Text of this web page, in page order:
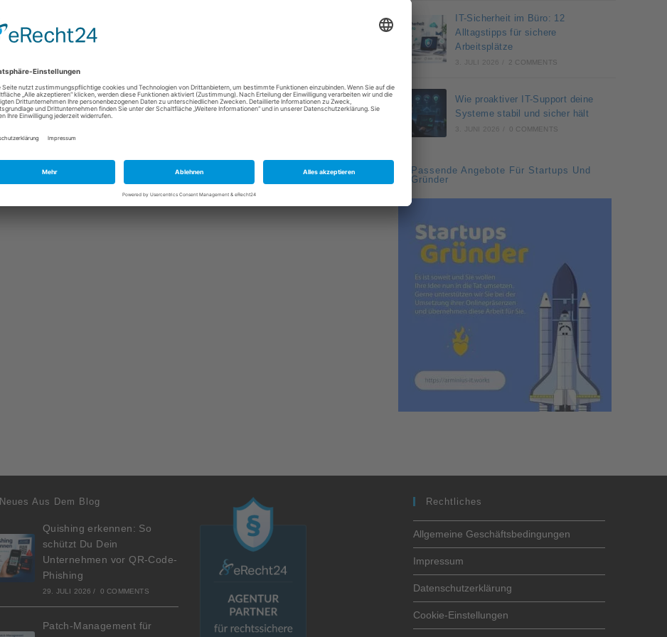
IT-Sicherheit im Büro: 12
Alltagstipps für sichere
Arbeitsplätze
3. JULI 2026 2 COMMENTS
Wie proaktiver IT-Support deine
Systeme stabil und sicher hält
3. JUNI 2026 0 COMMENTS
Passende Angebote Für Startups Und
Gründer
Neues Aus Dem Blog
Quishing erkennen: So
schützt Du Dein
Unternehmen vor QR-Code-
Phishing
29. JULI 2026 / 0 COMMENTS
Patch-Management für
Rechtliches
Allgemeine Geschäftsbedingungen
Impressum
Datenschutzerklärung
Cookie-Einstellungen